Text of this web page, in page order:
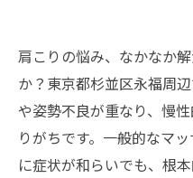
肩こりの悩み、なかなか
か？東京都杉並区永福周
や姿勢不良が重なり、慢
りがちです。一般的なマ
に症状が和らいでも、根